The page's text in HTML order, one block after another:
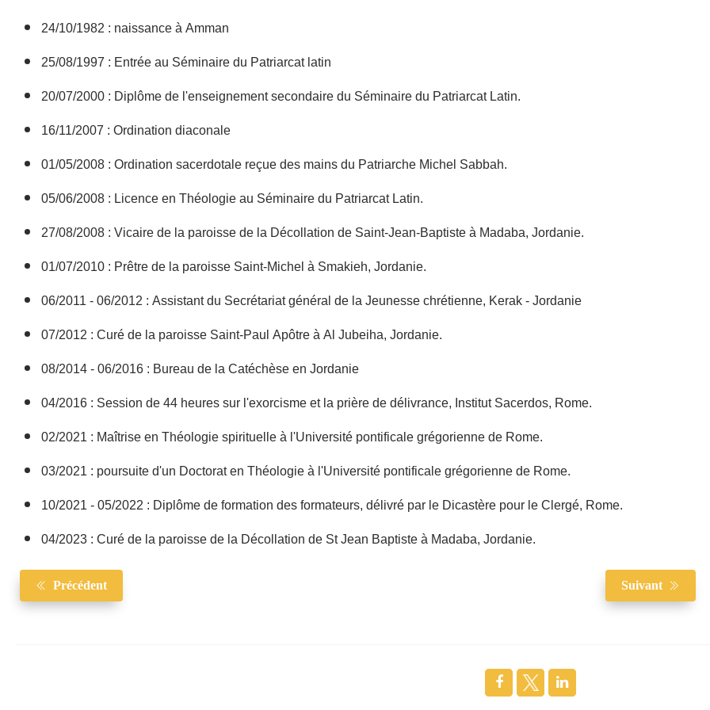
24/10/1982 : naissance à Amman
25/08/1997 : Entrée au Séminaire du Patriarcat latin
20/07/2000 : Diplôme de l'enseignement secondaire du Séminaire du Patriarcat Latin.
16/11/2007 : Ordination diaconale
01/05/2008 : Ordination sacerdotale reçue des mains du Patriarche Michel Sabbah.
05/06/2008 : Licence en Théologie au Séminaire du Patriarcat Latin.
27/08/2008 : Vicaire de la paroisse de la Décollation de Saint-Jean-Baptiste à Madaba, Jordanie.
01/07/2010 : Prêtre de la paroisse Saint-Michel à Smakieh, Jordanie.
06/2011 - 06/2012 : Assistant du Secrétariat général de la Jeunesse chrétienne, Kerak - Jordanie
07/2012 : Curé de la paroisse Saint-Paul Apôtre à Al Jubeiha, Jordanie.
08/2014 - 06/2016 : Bureau de la Catéchèse en Jordanie
04/2016 : Session de 44 heures sur l'exorcisme et la prière de délivrance, Institut Sacerdos, Rome.
02/2021 : Maîtrise en Théologie spirituelle à l'Université pontificale grégorienne de Rome.
03/2021 : poursuite d'un Doctorat en Théologie à l'Université pontificale grégorienne de Rome.
10/2021 - 05/2022 : Diplôme de formation des formateurs, délivré par le Dicastère pour le Clergé, Rome.
04/2023 : Curé de la paroisse de la Décollation de St Jean Baptiste à Madaba, Jordanie.
Précédent Suivant